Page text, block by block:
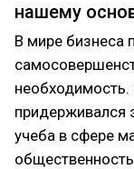
нашему
В мире бизнеса
придерживался
учеба в сфере